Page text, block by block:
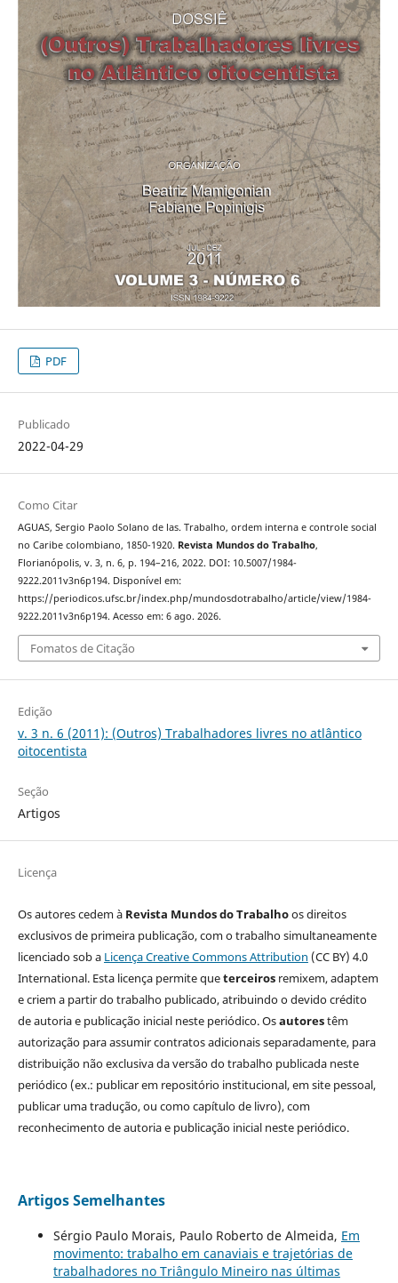
PDF
Publicado
2022-04-29
Como Citar
AGUAS, Sergio Paolo Solano de las. Trabalho, ordem interna e controle social
no Caribe colombiano, 1850-1920. Revista Mundos do Trabalho,
Florianópolis, v. 3, n. 6, p. 194–216, 2022. DOI: 10.5007/1984-
9222.2011v3n6p194. Disponível em:
https://periodicos.ufsc.br/index.php/mundosdotrabalho/article/view/1984-
9222.2011v3n6p194. Acesso em: 6 ago. 2026.
Fomatos de Citação
Edição
v. 3 n. 6 (2011): (Outros) Trabalhadores livres no atlântico
oitocentista
Seção
Artigos
Licença
Os autores cedem à Revista Mundos do Trabalhoos direitos
exclusivos de primeira publicação, com o trabalho simultaneamente
licenciado sob a Licença Creative Commons Attribution (CC BY) 4.0
International. Esta licença permite queterceirosremixem, adaptem
e criem a partir do trabalho publicado, atribuindo o devido crédito
de autoria e publicação inicial neste periódico. Osautorestêm
autorização para assumir contratos adicionais separadamente, para
distribuição não exclusiva da versão do trabalho publicada neste
periódico (ex.: publicar em repositório institucional, em site pessoal,
publicar uma tradução, ou como capítulo de livro), com
reconhecimento de autoria e publicação inicial neste periódico.
Artigos Semelhantes
Sérgio Paulo Morais, Paulo Roberto de Almeida, Em
movimento: trabalho em canaviais e trajetórias de
trabalhadores no Triângulo Mineiro nas últimas